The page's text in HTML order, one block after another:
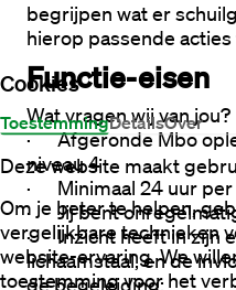
Cookies
ToestemmingDetailsOver
Deze website maakt
Om je beter te helpen,
vergelijkbare technieken
website-ervaring. We
toestemming voor het
begrijpen wat er
hierop passende
Functie-eisen
Wat vragen wij van jou?
·
Afgeronde Mbo
niveau 4
·
Minimaal 24 uur
·
Jij bent
·
Inzicht heeft in zijn
lichaamstaal, en de
de begeleiding;